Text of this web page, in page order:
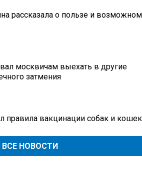
рассказала о пользе и возможном
москвичам выехать в другие
затмения
правила вакцинации собак и кошек
ВСЕ НОВОСТИ